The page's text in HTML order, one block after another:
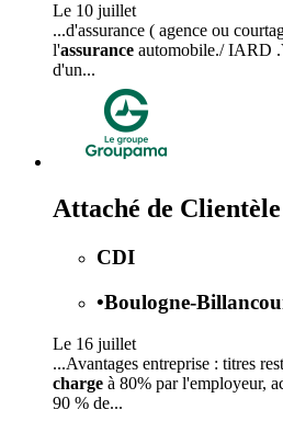
Le 10 juillet
...d'assurance ( agence ou
l'assurance automobile./ IARD
d'un...
Attaché de
CDI
•Boulogne-
Le 16 juillet
...Avantages entreprise : titres
charge à 80% par l'employeur,
90 % de...